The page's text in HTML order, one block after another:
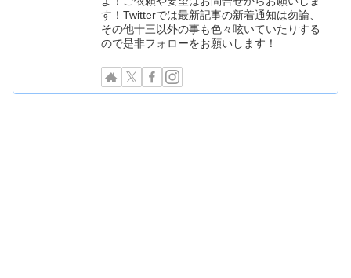
す！Twitterでは最新記事の新着通知は勿論、
その他十三以外の事も色々呟いていたりする
ので是非フォローをお願いします！